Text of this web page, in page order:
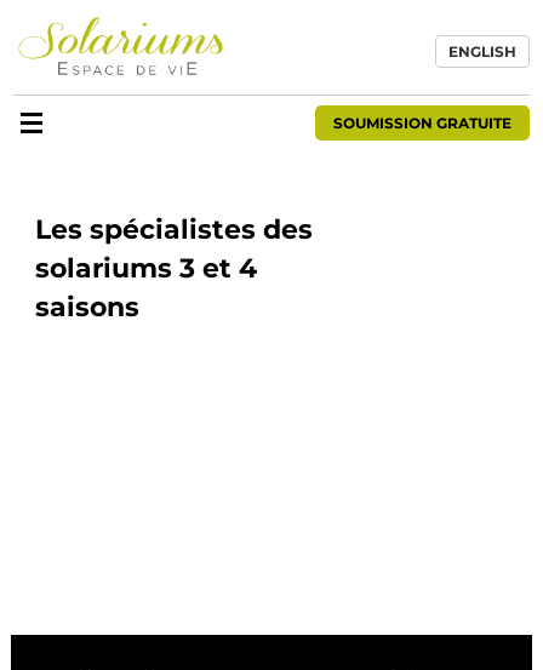
ENGLISH
SOUMISSION GRATUITE
Les spécialistes des
solariums 3 et 4
saisons